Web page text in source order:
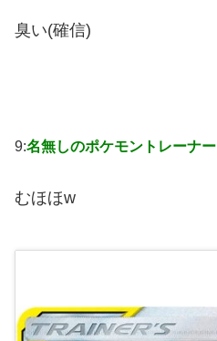
臭い(確信)
9:名無しのポケモントレーナー
むほほw